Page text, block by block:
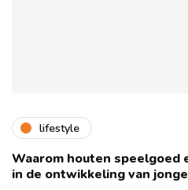
lifestyle
Waarom houten
in de ontwikkeling van